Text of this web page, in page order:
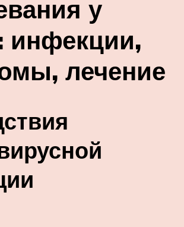
у
инфекции,
лечение